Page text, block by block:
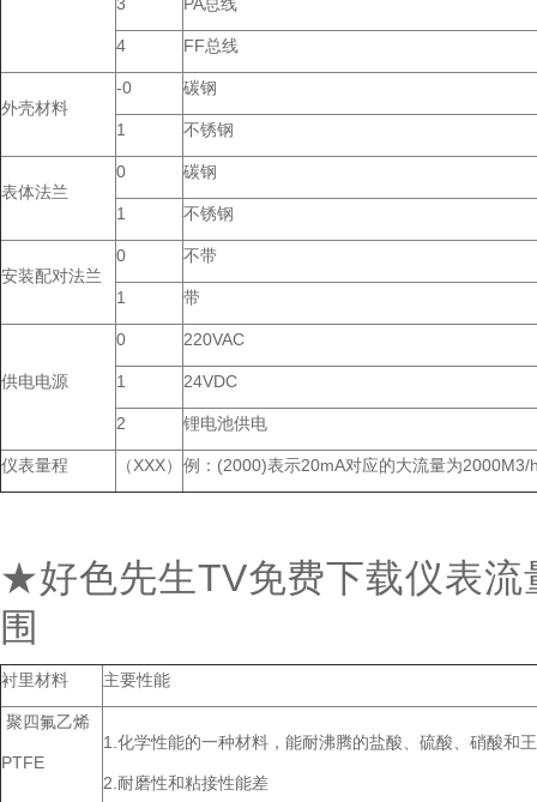
4 FF总线
外壳材料
-0 碳钢
1 不锈钢
表体法兰
0 碳钢
1 不锈钢
安装配对法兰
0 不带
1 带
供电电源
0 220VAC
1 24VDC
2 锂电池供电
仪表量程 （XXX） 例：(2000)表示20mA对应的大流量为2000M3/
★好色先生TV免费下载仪表流
围
衬里材料 主要性能
聚四氟乙烯
PTFE
1.化学性能的一种材料，能耐沸腾的盐酸、硫酸、硝酸和
2.耐磨性和粘接性能差